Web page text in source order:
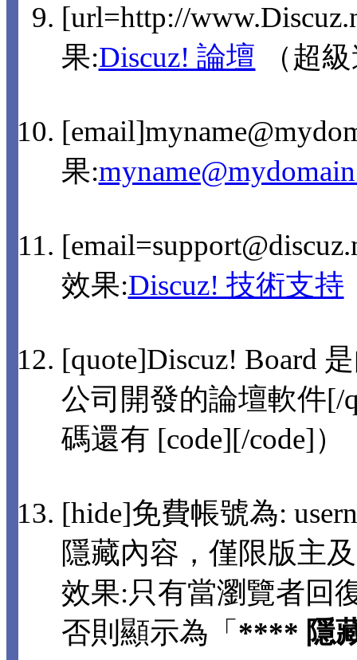
[url=http://
果:Discuz! 論壇 （超
果:
效果:Discuz! 技術支持
[quote]Discuz! Board
公司開發的論壇軟件
碼還有 [code][/code]）
[hide]免費帳號為:
隱藏內容，僅限版主
效果:只有當瀏覽者回
否則顯示為「 **** 隱